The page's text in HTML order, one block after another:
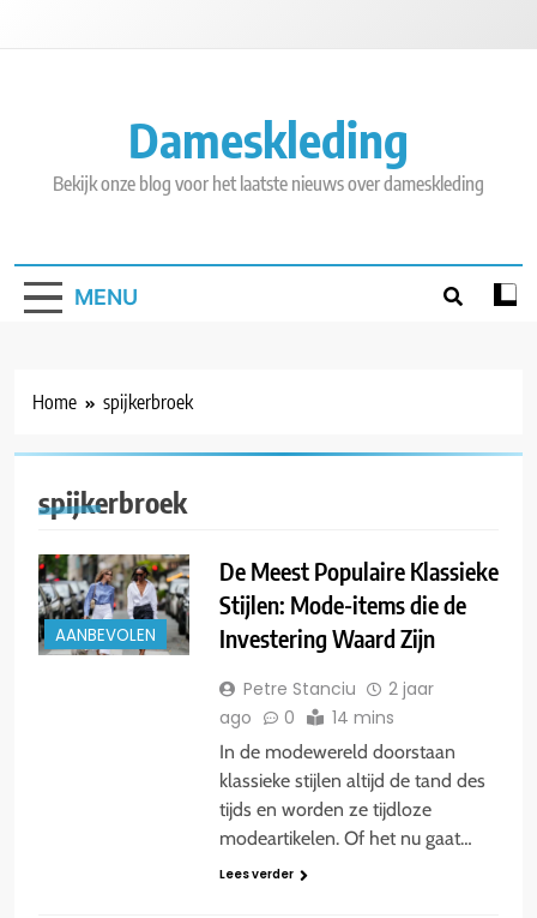
Dameskleding
Bekijk onze blog voor het laatste nieuws over dameskleding
MENU
Home spijkerbroek
spijkerbroek
AANBEVOLEN
De Meest Populaire Klassieke
Stijlen: Mode-items die de
Investering Waard Zijn
Petre Stanciu
2 jaar
ago
0 14 mins
In de modewereld doorstaan ​​
klassieke stijlen altijd de tand des
tijds en worden ze tijdloze
modeartikelen. Of het nu gaat…
Lees verder